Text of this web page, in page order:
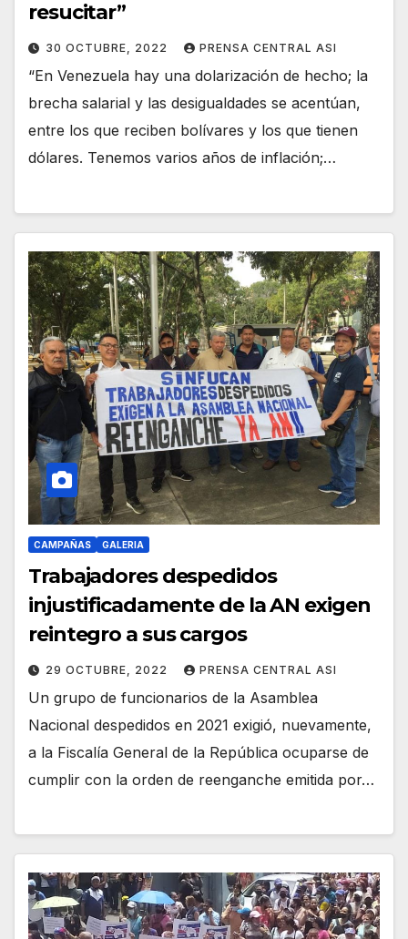
resucitar”
30 OCTUBRE, 2022 PRENSA CENTRAL ASI
“En Venezuela hay una dolarización de hecho; la
brecha salarial y las desigualdades se acentúan,
entre los que reciben bolívares y los que tienen
dólares. Tenemos varios años de inflación;…
CAMPAÑAS GALERIA
Trabajadores despedidos
injustificadamente de la AN exigen
reintegro a sus cargos
29 OCTUBRE, 2022 PRENSA CENTRAL ASI
Un grupo de funcionarios de la Asamblea
Nacional despedidos en 2021 exigió, nuevamente,
a la Fiscalía General de la República ocuparse de
cumplir con la orden de reenganche emitida por…